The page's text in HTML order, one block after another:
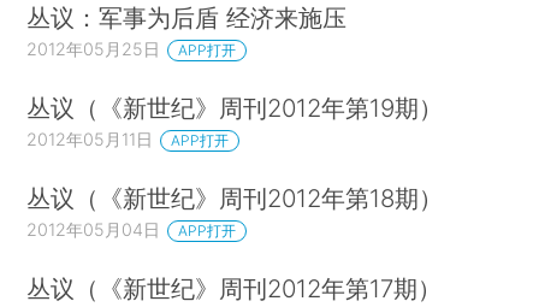
丛议：军事为后盾 经济来施压
2012年05月25日 APP打开
丛议（《新世纪》周刊2012年第19期）
2012年05月11日 APP打开
丛议（《新世纪》周刊2012年第18期）
2012年05月04日 APP打开
丛议（《新世纪》周刊2012年第17期）